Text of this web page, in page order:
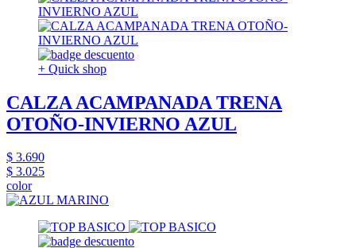
+ Quick shop
CALZA ACAMPANADA TRENA
OTOÑO-INVIERNO AZUL
$ 3.690
$ 3.025
color